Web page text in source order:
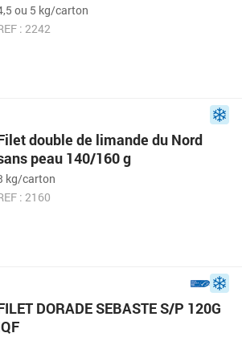
ou 5 kg/carton
: 2242
double de limande du Nord
peau 140/160 g
kg/carton
: 2160
DORADE SEBASTE S/P 120G